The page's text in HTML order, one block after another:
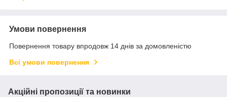
Умови повернення
Повернення товару впродовж 14 днів за домовленістю
Всі умови повернення
Акційні пропозиції та новинки